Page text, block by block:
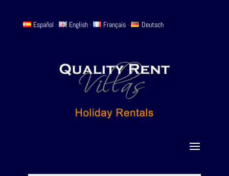
Español - English - Français - Deutsch